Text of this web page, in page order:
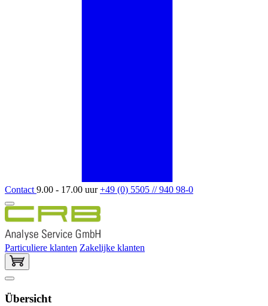
Contact 9.00 - 17.00 uur+49 (0) 5505 // 940 98-0
Particuliere klanten Zakelijke klanten
Übersicht